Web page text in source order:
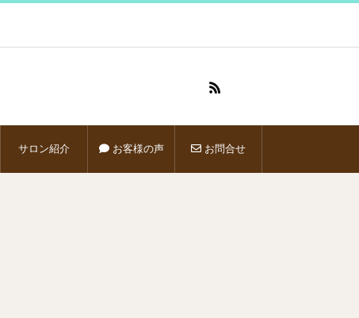
サロン紹介 お客様の声 お問合せ